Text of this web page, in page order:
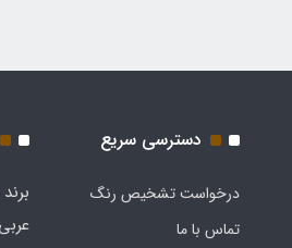
دسترسی سریع
درخواست تشخیص رنگ
تماس با ما
برند